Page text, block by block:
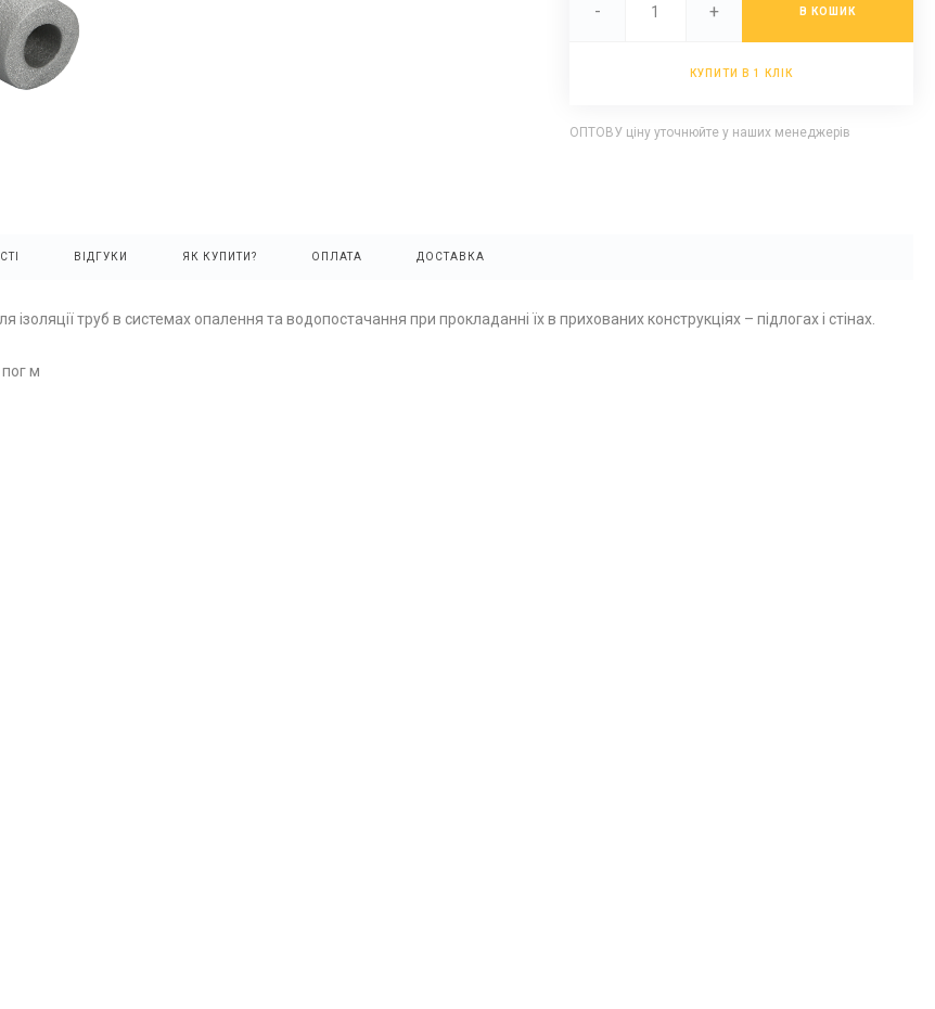
- + В КОШИК
КУПИТИ В 1 КЛІК
ОПТОВУ ціну уточнюйте у наших менеджерів
ВІДГУКИ ЯК КУПИТИ? ОПЛАТА ДОСТАВКА
ізоляції труб в системах опалення та водопостачання при прокладанні їх в прихованих конструкціях – підлогах і стінах.
м